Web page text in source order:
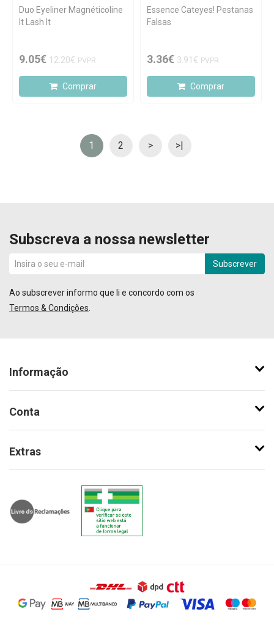
Duo Eyeliner Magnéticoline
It Lash It
9.05€ 12.20€ PVPR
Comprar
Essence Cateyes! Pestanas
Falsas
3.36€ 3.91€ PVPR
Comprar
1 2 > >|
Subscreva a nossa newsletter
Subscrever
Ao subscrever informo que li e concordo com os
Termos & Condições
Informação
Conta
Extras